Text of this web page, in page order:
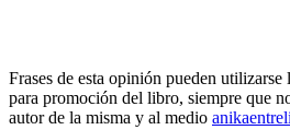
Frases de esta opinión pueden
para promoción del libro, siempre que
autor de la misma y al medio